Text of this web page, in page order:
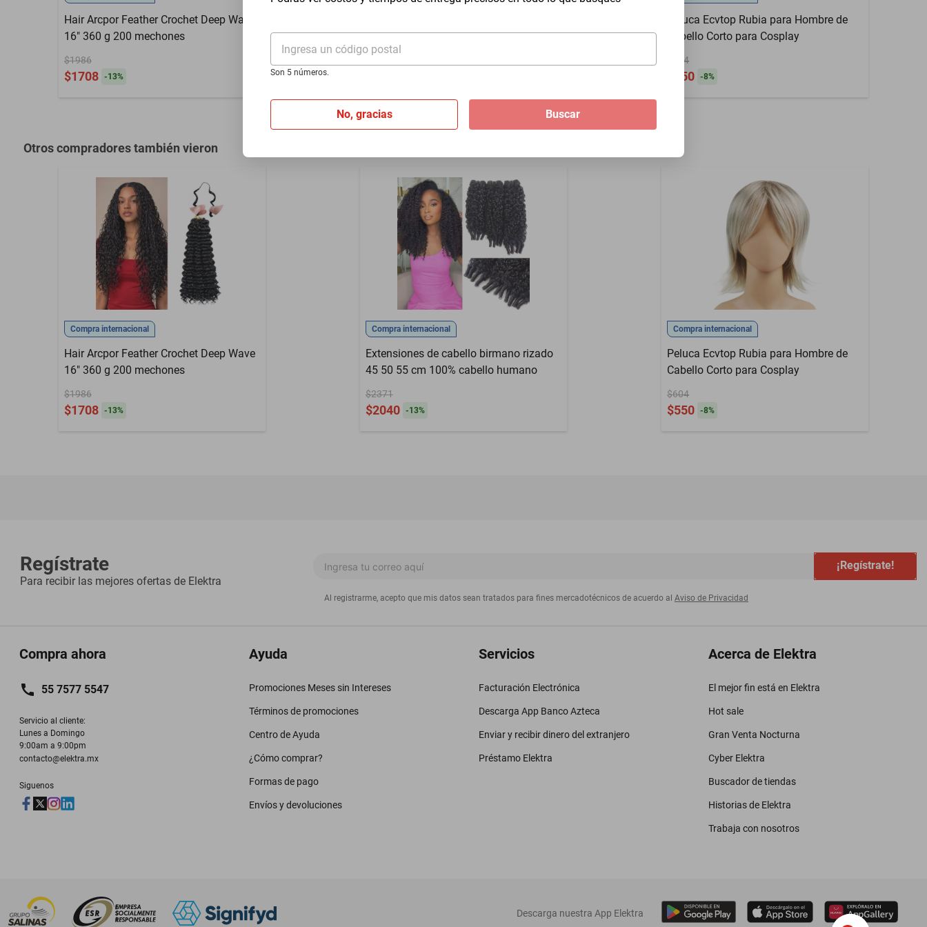
Ingresa un código postal
Son 5 números.
No, gracias Buscar
Hair Arcpor Feather Crochet Deep Wave
16" 360 g 200 mechones
$1986
$1708 -13%
45 50 55 cm 100% cabello humano
Peluca Ecvtop Rubia para Hombre de
Cabello Corto para Cosplay
$604
$550 -8%
Otros compradores también vieron
Compra internacional
Hair Arcpor Feather Crochet Deep Wave
16" 360 g 200 mechones
$1986
$1708 -13%
Compra internacional
Extensiones de cabello birmano rizado
45 50 55 cm 100% cabello humano
$2371
$2040 -13%
Compra internacional
Peluca Ecvtop Rubia para Hombre de
Cabello Corto para Cosplay
$604
$550 -8%
Regístrate
Para recibir las mejores ofertas de Elektra
¡Regístrate!
Al registrarme, acepto que mis datos sean tratados para fines mercadotécnicos de acuerdo al Aviso de Privacidad
Compra ahora
55 7577 5547
Servicio al cliente:
Lunes a Domingo
9:00am a 9:00pm
contacto@elektra.mx
Siguenos
Ayuda
Promociones Meses sin Intereses
Términos de promociones
Centro de Ayuda
¿Cómo comprar?
Formas de pago
Envíos y devoluciones
Servicios
Facturación Electrónica
Descarga App Banco Azteca
Enviar y recibir dinero del extranjero
Préstamo Elektra
Acerca de Elektra
El mejor fin está en Elektra
Hot sale
Gran Venta Nocturna
Cyber Elektra
Buscador de tiendas
Historias de Elektra
Trabaja con nosotros
‎ Descarga nuestra App Elektra